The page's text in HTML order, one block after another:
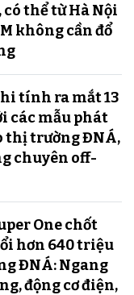
có thể từ Hà Nội
không cần đổ
tính ra mắt 13
các mẫu phát
thị trường ĐNÁ,
chuyên off-
One chốt
hơn 640 triệu
ĐNÁ: Ngang
động cơ điện,